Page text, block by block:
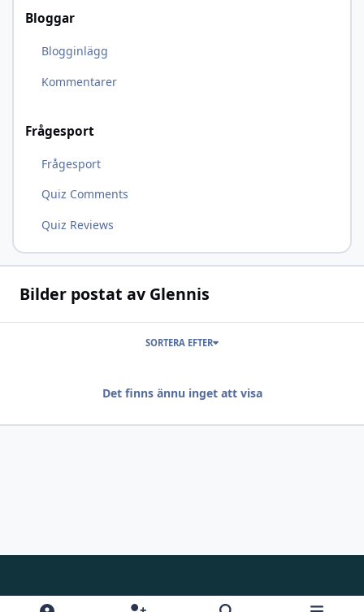
Bloggar
Blogginlägg
Kommentarer
Frågesport
Frågesport
Quiz Comments
Quiz Reviews
Bilder postat av Glennis
SORTERA EFTER
Det finns ännu inget att visa
Light ModeDark ModeSystem Preference d